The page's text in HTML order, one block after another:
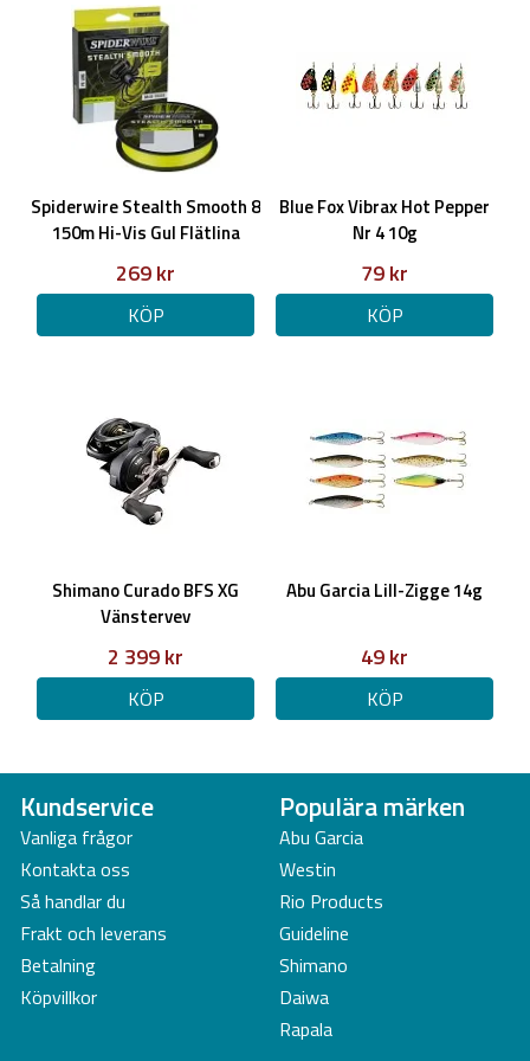
2-delat
Transportlängd: 112cm
Aktion: Fast (snabb toppig)
Spö vikt: 130g
Power: Medium
Kastvikt: 7-21g
Spiderwire Stealth Smooth 8
150m Hi-Vis Gul Flätlina
269 kr
KÖP
Blue Fox Vibrax Hot Pepper
Nr 4 10g
79 kr
KÖP
Shimano Curado BFS XG
Vänstervev
2 399 kr
KÖP
Abu Garcia Lill-Zigge 14g
49 kr
KÖP
Kundservice
Vanliga frågor
Kontakta oss
Så handlar du
Frakt och leverans
Betalning
Köpvillkor
Populära märken
Abu Garcia
Westin
Rio Products
Guideline
Shimano
Daiwa
Rapala